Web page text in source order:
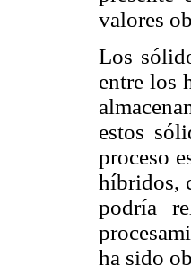
valores
Los
entre los
estos
proceso
híbridos,
podría
ha sido